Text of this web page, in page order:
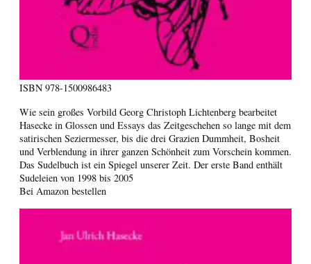
ISBN 978-1500986483
Wie sein großes Vorbild Georg Christoph Lichtenberg bearbeitet
Hasecke in Glossen und Essays das Zeitgeschehen so lange mit dem
satirischen Seziermesser, bis die drei Grazien Dummheit, Bosheit
und Verblendung in ihrer ganzen Schönheit zum Vorschein kommen.
Das Sudelbuch ist ein Spiegel unserer Zeit. Der erste Band enthält
Sudeleien von 1998 bis 2005
Bei Amazon bestellen